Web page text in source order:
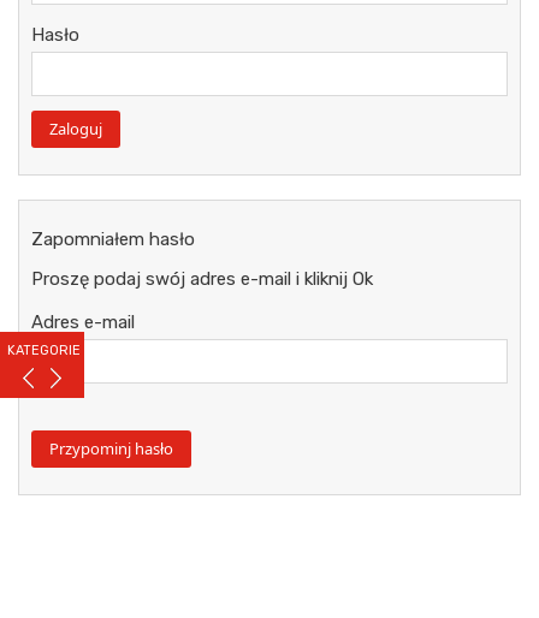
KATEGORIE
Hasło
Zapomniałem hasło
Proszę podaj swój adres e-mail i kliknij Ok
Adres e-mail